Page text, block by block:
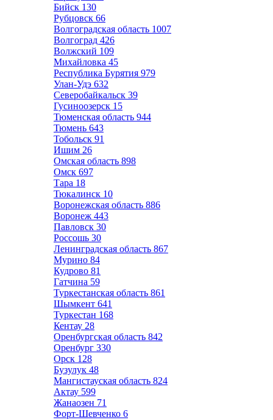
Бийск 130
Рубцовск 66
Волгоградская область 1007
Волгоград 426
Волжский 109
Михайловка 45
Республика Бурятия 979
Улан-Удэ 632
Северобайкальск 39
Гусиноозерск 15
Тюменская область 944
Тюмень 643
Тобольск 91
Ишим 26
Омская область 898
Омск 697
Тара 18
Тюкалинск 10
Воронежская область 886
Воронеж 443
Павловск 30
Россошь 30
Ленинградская область 867
Мурино 84
Кудрово 81
Гатчина 59
Туркестанская область 861
Шымкент 641
Туркестан 168
Кентау 28
Оренбургская область 842
Оренбург 330
Орск 128
Бузулук 48
Мангистауская область 824
Актау 599
Жанаозен 71
Форт-Шевченко 6